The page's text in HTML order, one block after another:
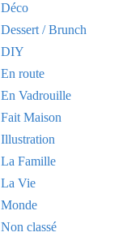
Déco
Dessert / Brunch
DIY
En route
En Vadrouille
Fait Maison
Illustration
La Famille
La Vie
Monde
Non classé